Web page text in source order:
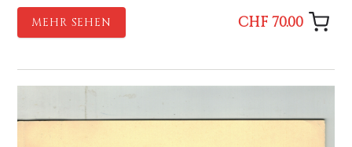
MEHR SEHEN CHF 70.00